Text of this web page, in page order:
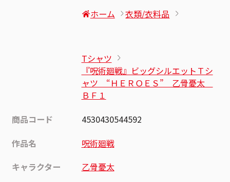
ホーム 衣類/衣料品
Tシャツ
『呪術廻戦』ビッグシルエットＴシ
ャツ “ＨＥＲＯＥＳ” 乙骨憂太
ＢＦ１
商品コード
4530430544592
作品名
呪術廻戦
キャラクター
乙骨憂太